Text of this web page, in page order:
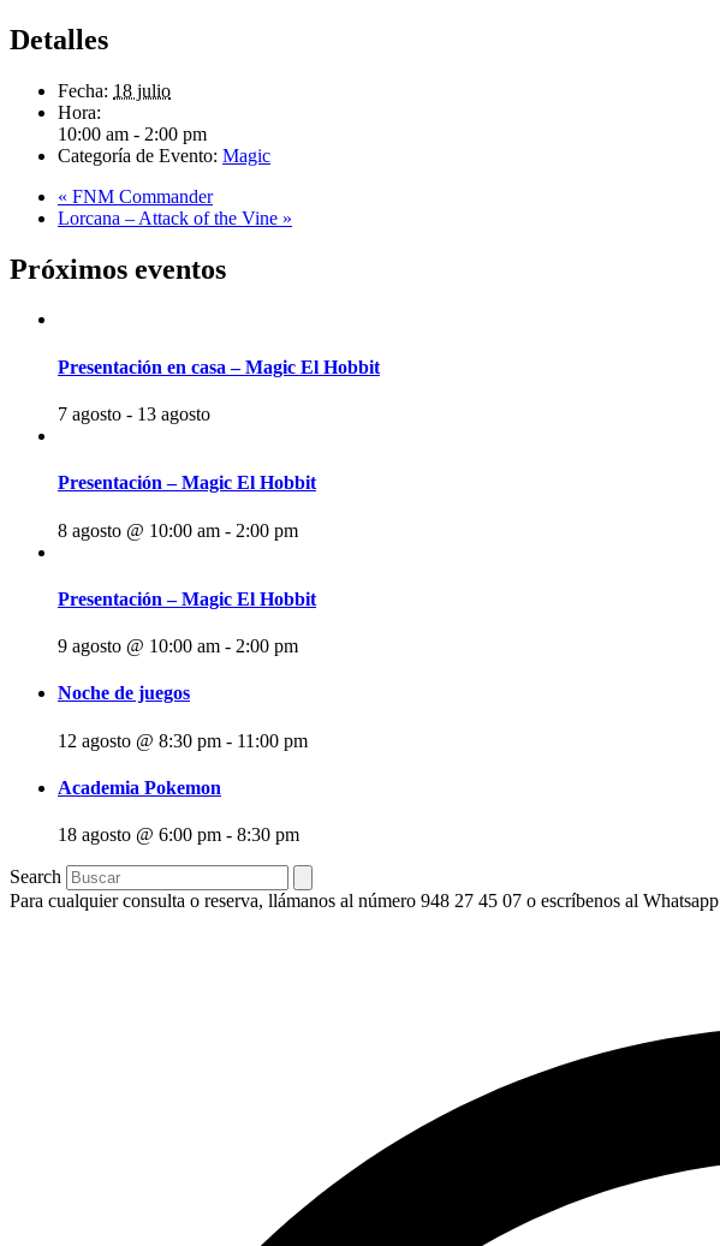
Detalles
Fecha: 18 julio
Hora:
10:00 am - 2:00 pm
Categoría de Evento: Magic
« FNM Commander
Lorcana – Attack of the Vine »
Próximos eventos
Presentación en casa – Magic El Hobbit
7 agosto - 13 agosto
Presentación – Magic El Hobbit
8 agosto @ 10:00 am - 2:00 pm
Presentación – Magic El Hobbit
9 agosto @ 10:00 am - 2:00 pm
Noche de juegos
12 agosto @ 8:30 pm - 11:00 pm
Academia Pokemon
18 agosto @ 6:00 pm - 8:30 pm
Search
Para cualquier consulta o reserva, llámanos al número 948 27 45 07 o escríbenos al Whatsapp